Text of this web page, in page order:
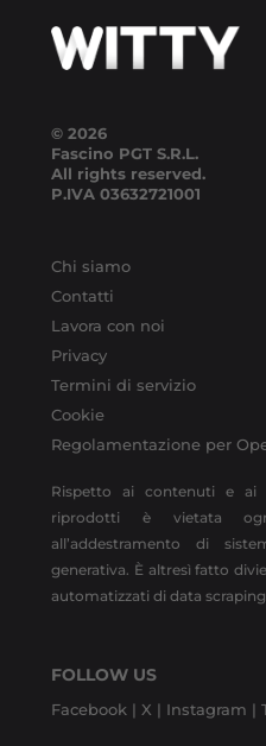
© 2026
Fascino PGT S.R.L.
All rights reserved.
P.IVA 03632721001
Chi siamo
Contatti
Lavora con noi
Privacy
Termini di servizio
Cookie
Regolamentazione per
Rispetto ai contenuti e ai
riprodotti è vietata
all’addestramento di
generativa. È altresì fatto
automatizzati di data
FOLLOW US
Facebook | X | Instagram |